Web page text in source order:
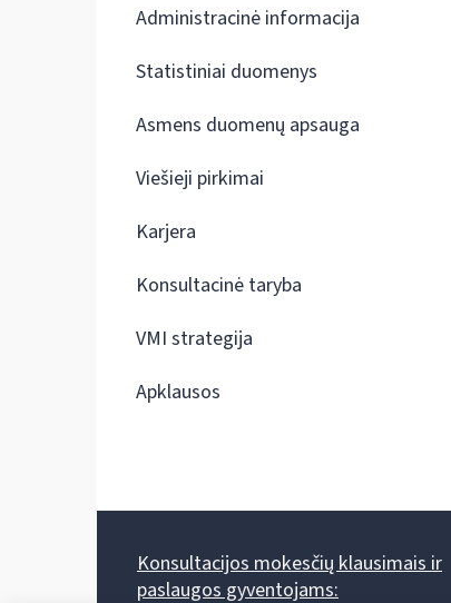
Administracinė informacija
Statistiniai duomenys
Asmens duomenų apsauga
Viešieji pirkimai
Karjera
Konsultacinė taryba
VMI strategija
Apklausos
Konsultacijos mokesčių klausimais ir
paslaugos gyventojams: